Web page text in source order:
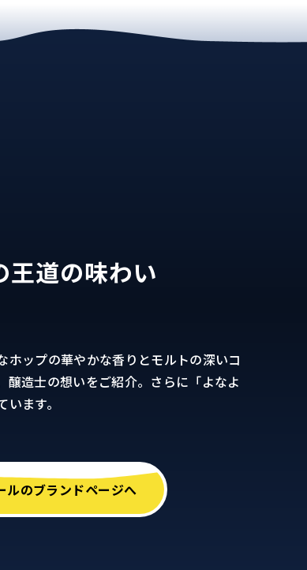
王道の味わい
ホップの華やかな香りとモルトの深いコ
醸造士の想いをご紹介。さらに「よなよ
ます。
ルのブランドページへ